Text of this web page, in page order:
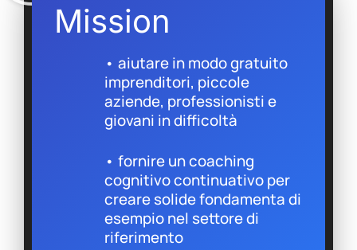
Mission
• aiutare in modo gratuito
imprenditori, piccole
aziende, professionisti e
giovani in difficoltà
• fornire un coaching
cognitivo continuativo per
creare solide fondamenta di
esempio nel settore di
riferimento